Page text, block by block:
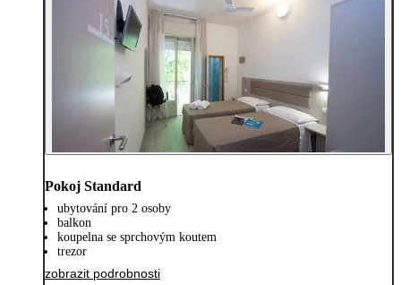
Pokoj Standard
ubytování pro 2 osoby
balkon
koupelna se sprchovým koutem
trezor
zobrazit podrobnosti